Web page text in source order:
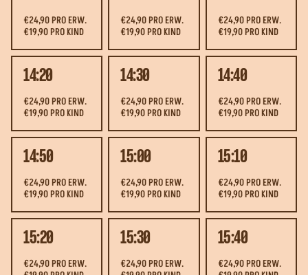
€24,90 PRO ERW.
€19,90 PRO KIND
€24,90 PRO ERW.
€19,90 PRO KIND
€24,90 PRO ERW.
€19,90 PRO KIND
14:20
€24,90 PRO ERW.
€19,90 PRO KIND
14:30
€24,90 PRO ERW.
€19,90 PRO KIND
14:40
€24,90 PRO ERW.
€19,90 PRO KIND
14:50
€24,90 PRO ERW.
€19,90 PRO KIND
15:00
€24,90 PRO ERW.
€19,90 PRO KIND
15:10
€24,90 PRO ERW.
€19,90 PRO KIND
15:20
€24,90 PRO ERW.
15:30
€24,90 PRO ERW.
15:40
€24,90 PRO ERW.